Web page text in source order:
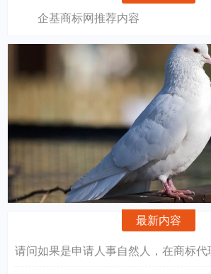
企基商标网推荐内容
最新内容
请问如果是申请人事自然人，在商标代